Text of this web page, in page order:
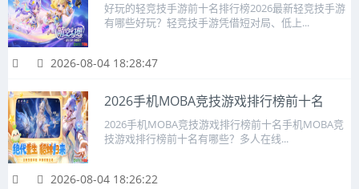
好玩的轻竞技手游前十名排行榜2026最新轻竞技手游
有哪些好玩？轻竞技手游凭借短对局、低上...
2026-08-04 18:28:47
2026手机MOBA竞技游戏排行榜前十名
2026手机MOBA竞技游戏排行榜前十名手机MOBA竞
技游戏排行榜前十名有哪些？多人在线...
2026-08-04 18:26:22